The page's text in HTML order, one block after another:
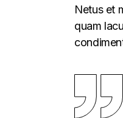
Netus et
quam